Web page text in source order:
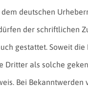
deutschen
der schriftlichen
gestattet. Soweit
als solche
Bei